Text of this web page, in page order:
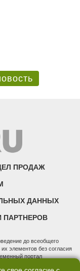
ПРОДАЖ
ДАННЫХ
ПАРТНЕРОВ
до всеобщего
элементов без согласия
портал